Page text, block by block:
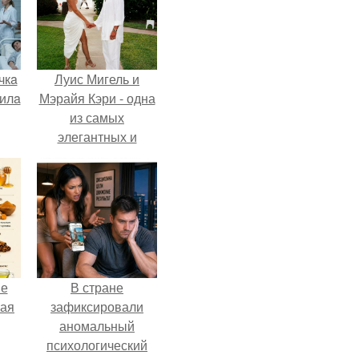
Луис Мигель и
Мэрайя Кэри - одна
из самых
элегантных и
конца 90-х.
В стране
зафиксировали
аномальный
психологический